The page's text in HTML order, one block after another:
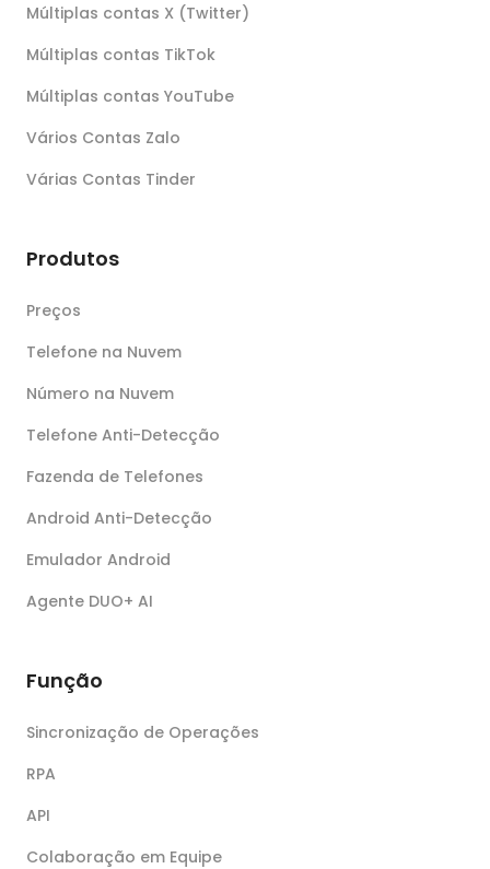
Múltiplas contas X (Twitter)
Múltiplas contas TikTok
Múltiplas contas YouTube
Vários Contas Zalo
Várias Contas Tinder
Produtos
Preços
Telefone na Nuvem
Número na Nuvem
Telefone Anti-Detecção
Fazenda de Telefones
Android Anti-Detecção
Emulador Android
Agente DUO+ AI
Função
Sincronização de Operações
RPA
API
Colaboração em Equipe